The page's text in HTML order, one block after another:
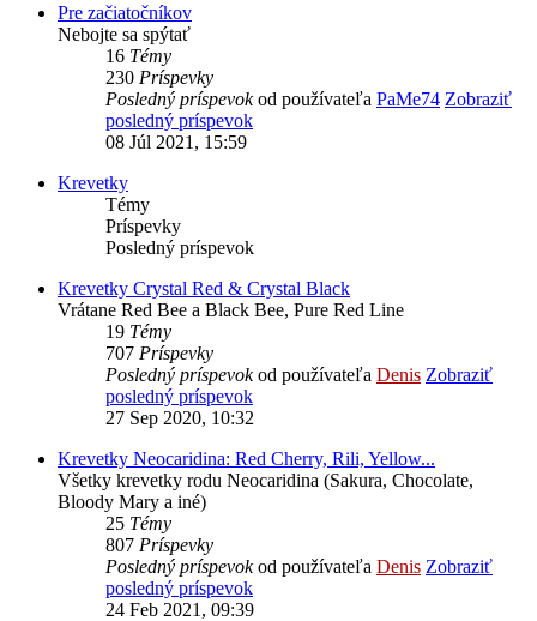
Pre začiatočníkov
Nebojte sa spýtať
16 Témy
230 Príspevky
Posledný príspevokod používateľa PaMe74 Zobraziť
posledný príspevok
08 Júl 2021, 15:59
Krevetky
Témy
Príspevky
Posledný príspevok
Krevetky Crystal Red & Crystal Black
Vrátane Red Bee a Black Bee, Pure Red Line
19 Témy
707 Príspevky
Posledný príspevokod používateľa Denis Zobraziť
posledný príspevok
27 Sep 2020, 10:32
Krevetky Neocaridina: Red Cherry, Rili, Yellow...
Všetky krevetky rodu Neocaridina (Sakura, Chocolate,
Bloody Mary a iné)
25 Témy
807 Príspevky
Posledný príspevokod používateľa Denis Zobraziť
posledný príspevok
24 Feb 2021, 09:39